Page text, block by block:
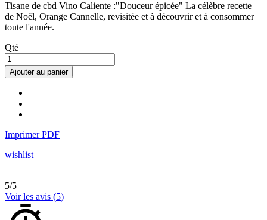
Tisane de cbd Vino Caliente :"Douceur épicée" La célèbre recette
de Noël, Orange Cannelle, revisitée et à découvrir et à consommer
toute l'année.
Qté
Ajouter au panier
Imprimer PDF
wishlist
5/5
Voir les avis (5)